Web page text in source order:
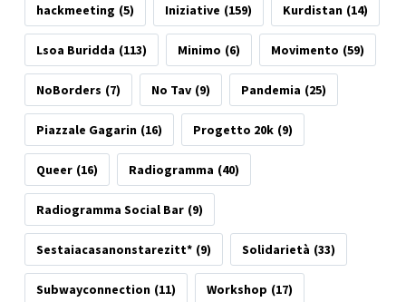
hackmeeting (5) Iniziative (159) Kurdistan (14)
Lsoa Buridda (113) Minimo (6) Movimento (59)
NoBorders (7) No Tav (9) Pandemia (25)
Piazzale Gagarin (16) Progetto 20k (9)
Queer (16) Radiogramma (40)
Radiogramma Social Bar (9)
Sestaiacasanonstarezitt* (9) Solidarietà (33)
Subwayconnection (11) Workshop (17)